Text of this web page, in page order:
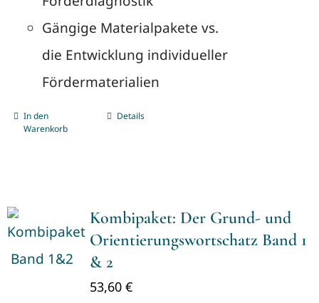
Gängige Materialpakete vs.
die Entwicklung individueller
Fördermaterialien
In den
Warenkorb
Details
Kombipaket: Der Grund- und
Orientierungswortschatz Band 1
& 2
53,60 €